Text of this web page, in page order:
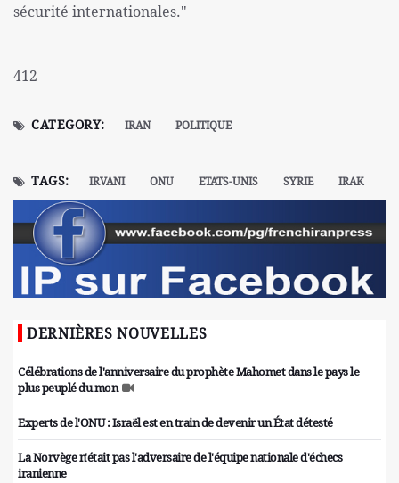
sécurité internationales."
412
CATEGORY: IRAN POLITIQUE
TAGS: IRVANI ONU ETATS-UNIS SYRIE IRAK
DERNIÈRES NOUVELLES
Célébrations de l'anniversaire du prophète Mahomet dans le pays le
plus peuplé du mon
Experts de l'ONU : Israël est en train de devenir un État détesté
La Norvège n'était pas l'adversaire de l'équipe nationale d'échecs
iranienne